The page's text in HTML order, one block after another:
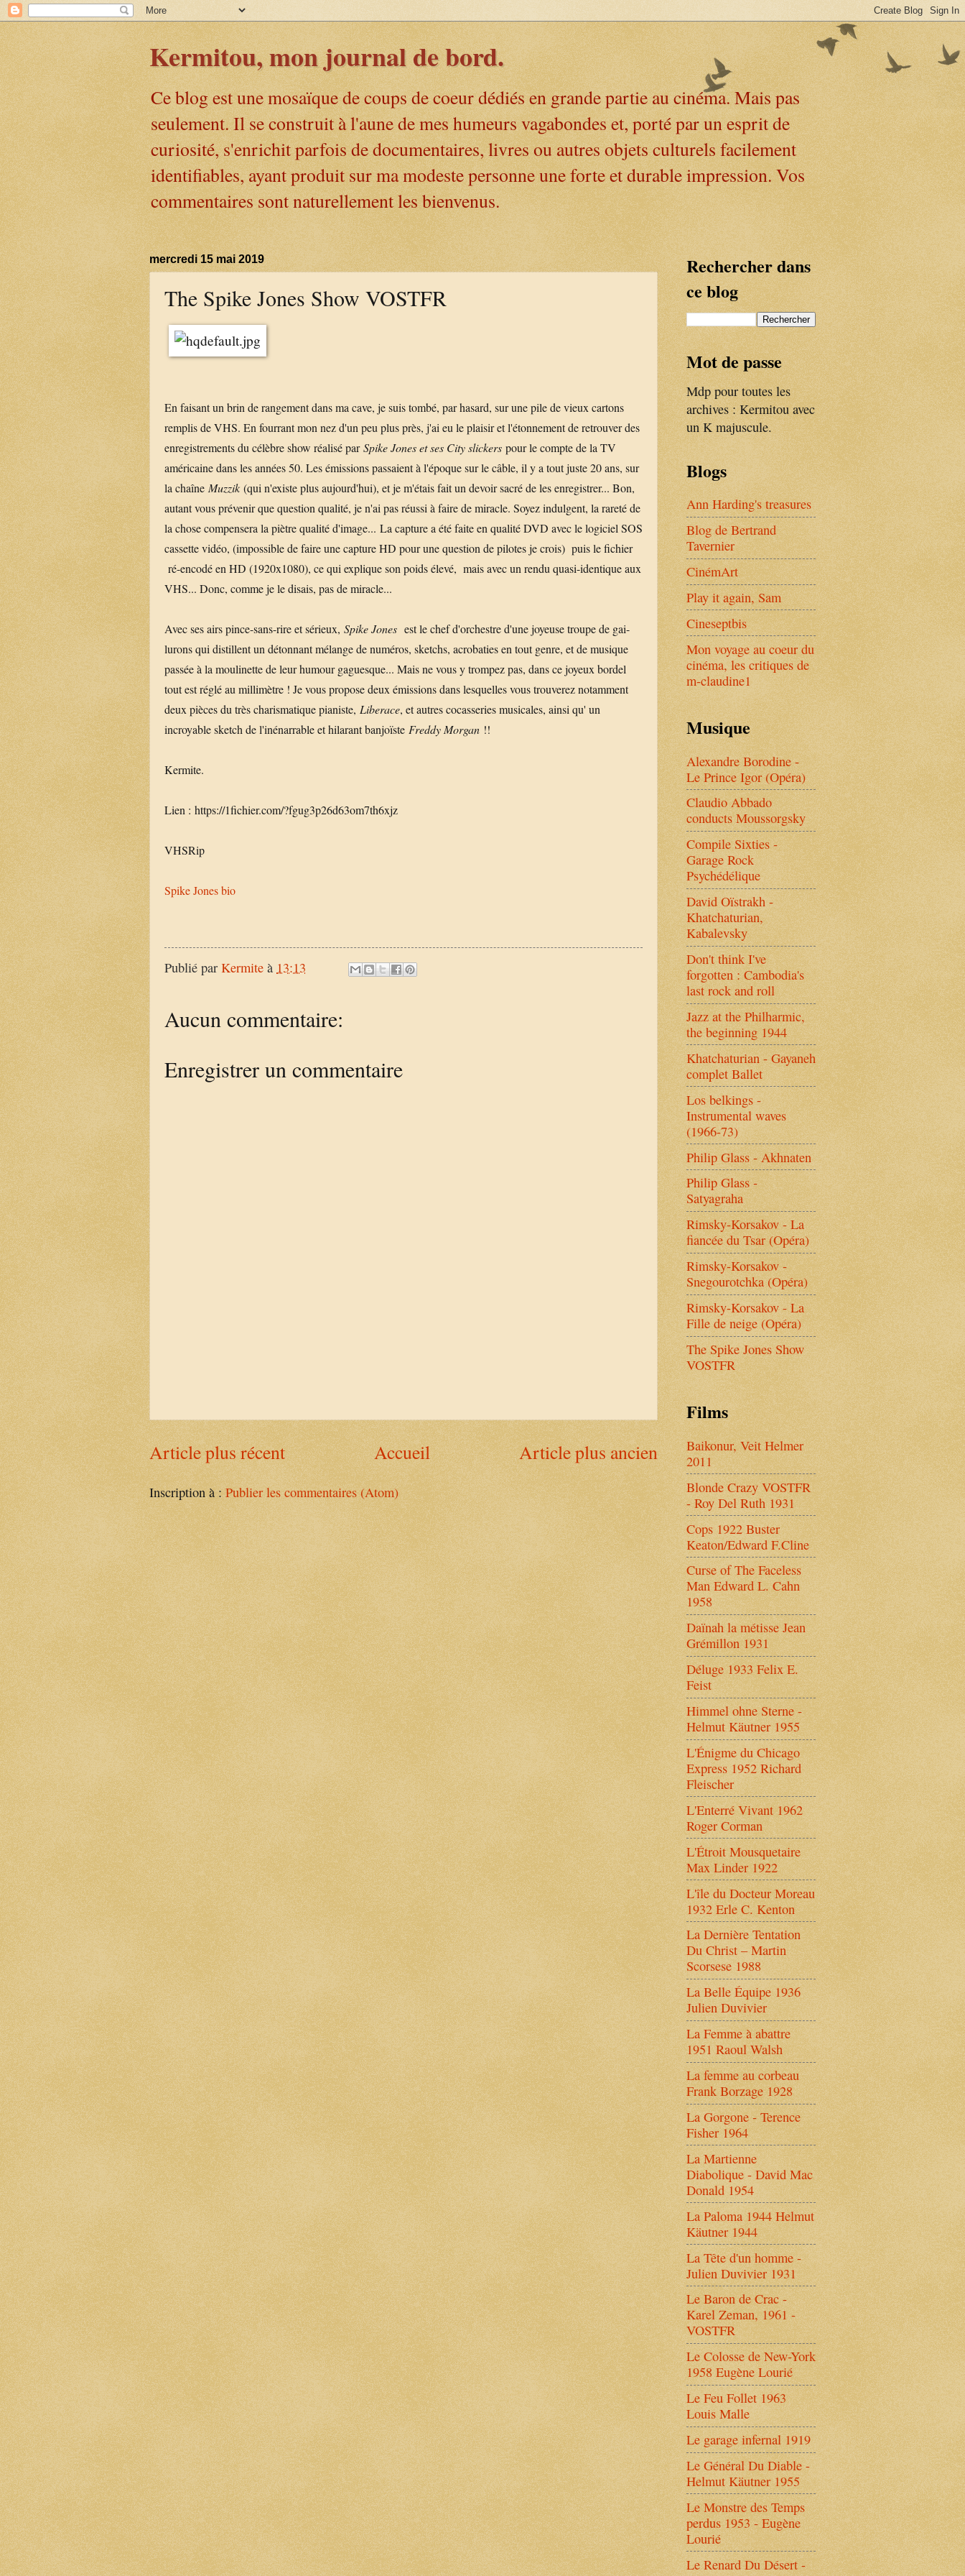
Kermitou, mon journal de bord.
Ce blog est une mosaïque de coups de coeur dédiés en grande partie au cinéma. Mais pas
seulement. Il se construit à l'aune de mes humeurs vagabondes et, porté par un esprit de
curiosité, s'enrichit parfois de documentaires, livres ou autres objets culturels facilement
identifiables, ayant produit sur ma modeste personne une forte et durable impression. Vos
commentaires sont naturellement les bienvenus.
mercredi 15 mai 2019
The Spike Jones Show VOSTFR
En faisant un brin de rangement dans ma cave, je suis tombé, par hasard, sur une pile de vieux cartons
remplis de VHS. En fourrant mon nez d'un peu plus près, j'ai eu le plaisir et l'étonnement de retrouver des
enregistrements du célèbre show réalisé parSpike Jones et ses City slickers pour le compte de la TV
américaine dans les années 50. Les émissions passaient à l'époque sur le câble, il y a tout juste 20 ans, sur
la chaîne Muzzik (qui n'existe plus aujourd'hui), et je m'étais fait un devoir sacré de les enregistrer... Bon,
autant vous prévenir que question qualité, je n'ai pas réussi à faire de miracle. Soyez indulgent, la rareté de
la chose compensera la piètre qualité d'image... La capture a été faite en qualité DVD avec le logiciel SOS
cassette vidéo, (impossible de faire une capture HD pour une question de pilotes je crois) puis le fichier
ré-encodé en HD (1920x1080), ce qui explique son poids élevé, mais avec un rendu quasi-identique aux
VHS... Donc, comme je le disais, pas de miracle...
Avec ses airs pince-sans-rire et sérieux, Spike Jones est le chef d'orchestre d'une joyeuse troupe de gai-
lurons qui distillent un détonnant mélange de numéros, sketchs, acrobaties en tout genre, et de musique
passée à la moulinette de leur humour gaguesque... Mais ne vous y trompez pas, dans ce joyeux bordel
tout est réglé au millimètre ! Je vous propose deux émissions dans lesquelles vous trouverez notamment
deux pièces du très charismatique pianiste, Liberace, et autres cocasseries musicales, ainsi qu' un
incroyable sketch de l'inénarrable et hilarant banjoïste Freddy Morgan !!
Kermite.
Lien : https://1fichier.com/?fgug3p26d63om7th6xjz
VHSRip
Spike Jones bio
Publié par Kermite à 13:13
Aucun commentaire:
Enregistrer un commentaire
Article plus récent Article plus ancien
Accueil
Inscription à :Publier les commentaires (Atom)
Rechercher dans
ce blog
Mot de passe
Mdp pour toutes les
archives : Kermitou avec
un K majuscule.
Blogs
Ann Harding's treasures
Blog de Bertrand
Tavernier
CinémArt
Play it again, Sam
Cineseptbis
Mon voyage au coeur du
cinéma, les critiques de
m-claudine1
Musique
Alexandre Borodine -
Le Prince Igor (Opéra)
Claudio Abbado
conducts Moussorgsky
Compile Sixties -
Garage Rock
Psychédélique
David Oïstrakh -
Khatchaturian,
Kabalevsky
Don't think I've
forgotten : Cambodia's
last rock and roll
Jazz at the Philharmic,
the beginning 1944
Khatchaturian - Gayaneh
complet Ballet
Los belkings -
Instrumental waves
(1966-73)
Philip Glass - Akhnaten
Philip Glass -
Satyagraha
Rimsky-Korsakov - La
fiancée du Tsar (Opéra)
Rimsky-Korsakov -
Snegourotchka (Opéra)
Rimsky-Korsakov - La
Fille de neige (Opéra)
The Spike Jones Show
VOSTFR
Films
Baikonur, Veit Helmer
2011
Blonde Crazy VOSTFR
- Roy Del Ruth 1931
Cops 1922 Buster
Keaton/Edward F.Cline
Curse of The Faceless
Man Edward L. Cahn
1958
Daïnah la métisse Jean
Grémillon 1931
Déluge 1933 Felix E.
Feist
Himmel ohne Sterne -
Helmut Käutner 1955
L'Énigme du Chicago
Express 1952 Richard
Fleischer
L'Enterré Vivant 1962
Roger Corman
L'Étroit Mousquetaire
Max Linder 1922
L'île du Docteur Moreau
1932 Erle C. Kenton
La Dernière Tentation
Du Christ – Martin
Scorsese 1988
La Belle Équipe 1936
Julien Duvivier
La Femme à abattre
1951 Raoul Walsh
La femme au corbeau
Frank Borzage 1928
La Gorgone - Terence
Fisher 1964
La Martienne
Diabolique - David Mac
Donald 1954
La Paloma 1944 Helmut
Käutner 1944
La Tête d'un homme -
Julien Duvivier 1931
Le Baron de Crac -
Karel Zeman, 1961 -
VOSTFR
Le Colosse de New-York
1958 Eugène Lourié
Le Feu Follet 1963
Louis Malle
Le garage infernal 1919
Le Général Du Diable -
Helmut Käutner 1955
Le Monstre des Temps
perdus 1953 - Eugène
Lourié
Le Renard Du Désert -